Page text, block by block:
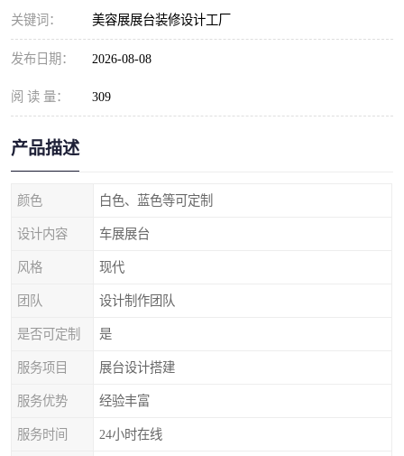
关键词： 美容展展台装修设计工厂
发布日期： 2026-08-08
阅 读 量： 309
产品描述
颜色 白色、蓝色等可定制
设计内容 车展展台
风格 现代
团队 设计制作团队
是否可定制 是
服务项目 展台设计搭建
服务优势 经验丰富
服务时间 24小时在线